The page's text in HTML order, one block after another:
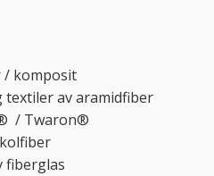
/ komposit
textiler av aramidfiber
/ Twaron®
fiberglas